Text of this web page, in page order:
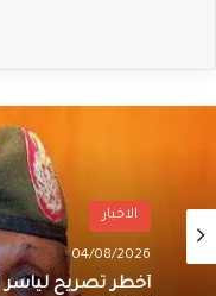
الاخبار
04/08/2026
أخطر تصريح لياسر